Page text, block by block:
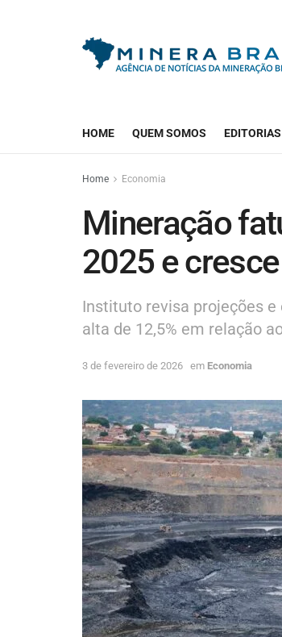
HOME QUEM SOMOS EDITORIAS
Home Economia
Mineração
2025 e
Instituto revisa projeções
alta de 12,5% em relação
3 de fevereiro de 2026 em Economia